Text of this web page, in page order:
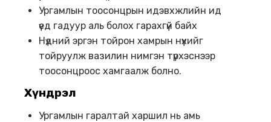
Ургамлын тоосонцрын идэвхжлийн ид
үед гадуур аль болох гарахгүй байх
Нүдний эргэн тойрон хамрын нүхийг
тойруулж вазилин нимгэн түрхэснээр
тоосонцроос хамгаалж болно.
Хүндрэл
Ургамлын гаралтай харшил нь амь